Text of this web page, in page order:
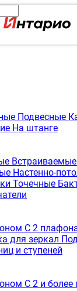
Подвесные
На штанге
Встраиваемые
Настенно-
Точечные
С 2
для зеркал
и ступеней
С 2 и